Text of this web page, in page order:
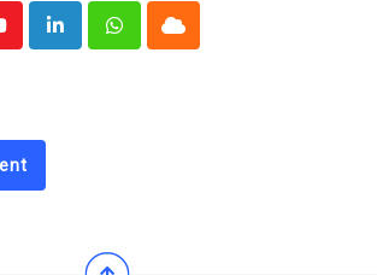
LinkedInWhatsappCloud